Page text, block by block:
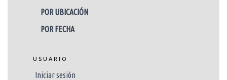
POR UBICACIÓN
POR FECHA
USUARIO
Iniciar sesión